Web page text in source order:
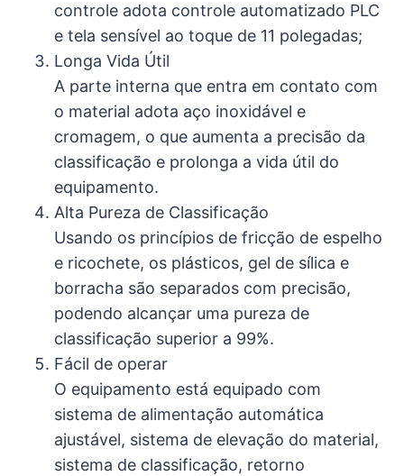
controle adota controle automatizado PLC
e tela sensível ao toque de 11 polegadas;
Longa Vida Útil
A parte interna que entra em contato com
o material adota aço inoxidável e
cromagem, o que aumenta a precisão da
classificação e prolonga a vida útil do
equipamento.
Alta Pureza de Classificação
Usando os princípios de fricção de espelho
e ricochete, os plásticos, gel de sílica e
borracha são separados com precisão,
podendo alcançar uma pureza de
classificação superior a 99%.
Fácil de operar
O equipamento está equipado com
sistema de alimentação automática
ajustável, sistema de elevação do material,
sistema de classificação, retorno